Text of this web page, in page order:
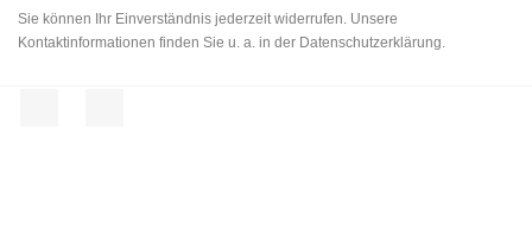
Sie können Ihr Einverständnis jederzeit widerrufen. Unsere
Kontaktinformationen finden Sie u. a. in der Datenschutzerklärung.